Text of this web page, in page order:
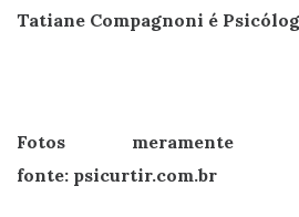
Tatiane Compagnoni é
Fotos meramente
fonte: psicurtir.com.br